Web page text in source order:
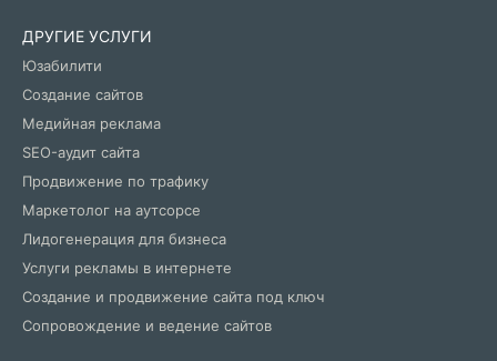
ДРУГИЕ УСЛУГИ
Юзабилити
Создание сайтов
Медийная реклама
SEO-аудит сайта
Продвижение по трафику
Маркетолог на аутсорсе
Лидогенерация для бизнеса
Услуги рекламы в интернете
Создание и продвижение сайта под ключ
Сопровождение и ведение сайтов